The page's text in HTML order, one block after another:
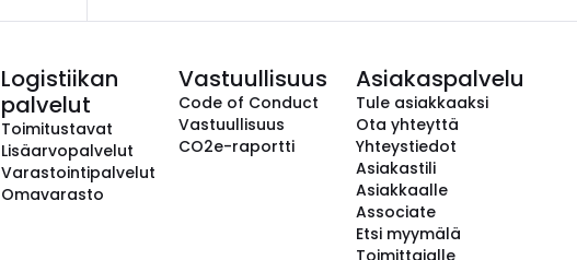
Logistiikan
palvelut
Toimitustavat
Lisäarvopalvelut
Varastointipalvelut
Omavarasto
Vastuullisuus
Code of Conduct
Vastuullisuus
CO2e-raportti
Asiakaspalvelu
Tule asiakkaaksi
Ota yhteyttä
Yhteystiedot
Asiakastili
Asiakkaalle
Associate
Etsi myymälä
Toimittajalle